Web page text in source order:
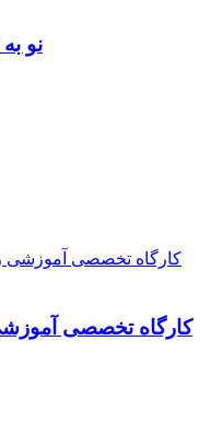
نو به نو 1 | نوبل فیزیک
کارگاه تخصصی